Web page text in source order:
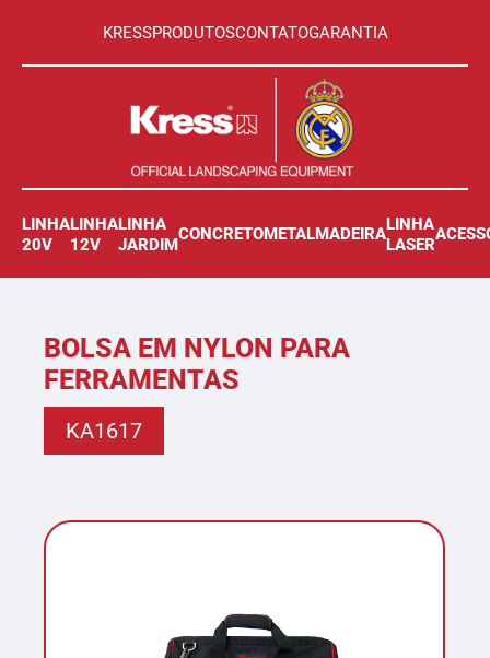
KRESSPRODUTOSCONTATOGARANTIA
LINHA
20V
LINHA
12V
LINHA
JARDIM
CONCRETOMETALMADEIRA
LINHA
LASER
BOLSA EM NYLON PARA
FERRAMENTAS
KA1617